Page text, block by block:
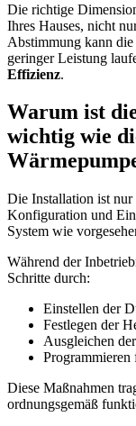
Die richtige
Ihres Hauses, nicht
Abstimmung kann
geringer Leistung
Effizienz.
Warum ist
wichtig wie
Die Installation ist nur
Konfiguration und
System wie
Während der
Schritte durch:
Einstellen der
Festlegen der
Ausgleichen
Diese Maßnahmen
ordnungsgemäß